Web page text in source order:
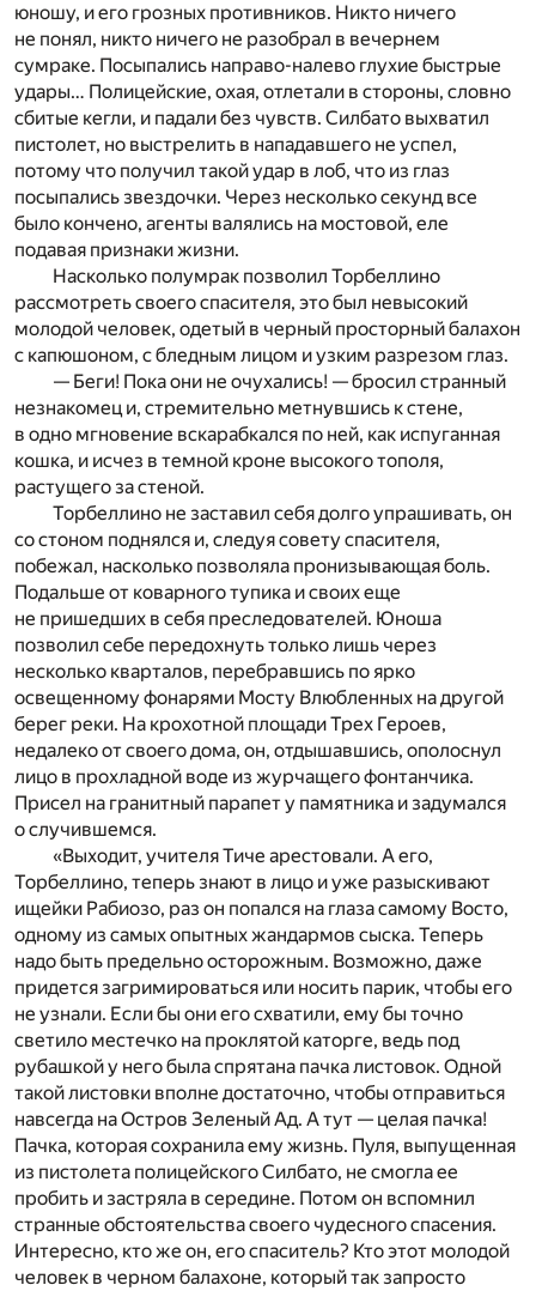
юношу, и его грозных противников. Никто ничего
не понял, никто ничего не разобрал в вечернем
сумраке. Посыпались направо-налево глухие быстрые
удары… Полицейские, охая, отлетали в стороны, словно
сбитые кегли, и падали без чувств. Силбато выхватил
пистолет, но выстрелить в нападавшего не успел,
потому что получил такой удар в лоб, что из глаз
посыпались звездочки. Через несколько секунд все
было кончено, агенты валялись на мостовой, еле
подавая признаки жизни.
Насколько полумрак позволил Торбеллино
рассмотреть своего спасителя, это был невысокий
молодой человек, одетый в черный просторный балахон
с капюшоном, с бледным лицом и узким разрезом глаз.
— Беги! Пока они не очухались! — бросил странный
незнакомец и, стремительно метнувшись к стене,
в одно мгновение вскарабкался по ней, как испуганная
кошка, и исчез в темной кроне высокого тополя,
растущего за стеной.
Торбеллино не заставил себя долго упрашивать, он
со стоном поднялся и, следуя совету спасителя,
побежал, насколько позволяла пронизывающая боль.
Подальше от коварного тупика и своих еще
не пришедших в себя преследователей. Юноша
позволил себе передохнуть только лишь через
несколько кварталов, перебравшись по ярко
освещенному фонарями Мосту Влюбленных на другой
берег реки. На крохотной площади Трех Героев,
недалеко от своего дома, он, отдышавшись, ополоснул
лицо в прохладной воде из журчащего фонтанчика.
Присел на гранитный парапет у памятника и задумался
о случившемся.
«Выходит, учителя Тиче арестовали. А его,
Торбеллино, теперь знают в лицо и уже разыскивают
ищейки Рабиозо, раз он попался на глаза самому Восто,
одному из самых опытных жандармов сыска. Теперь
надо быть предельно осторожным. Возможно, даже
придется загримироваться или носить парик, чтобы его
не узнали. Если бы они его схватили, ему бы точно
светило местечко на проклятой каторге, ведь под
рубашкой у него была спрятана пачка листовок. Одной
такой листовки вполне достаточно, чтобы отправиться
навсегда на Остров Зеленый Ад. А тут — целая пачка!
Пачка, которая сохранила ему жизнь. Пуля, выпущенная
из пистолета полицейского Силбато, не смогла ее
пробить и застряла в середине. Потом он вспомнил
странные обстоятельства своего чудесного спасения.
Интересно, кто же он, его спаситель? Кто этот молодой
человек в черном балахоне, который так запросто